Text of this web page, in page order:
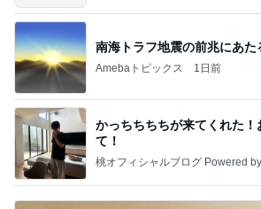
南海トラフ地震の前兆にあた
Amebaトピックス 1日前
かっちちちちが来てくれた
て！
桃オフィシャルブログ Powered